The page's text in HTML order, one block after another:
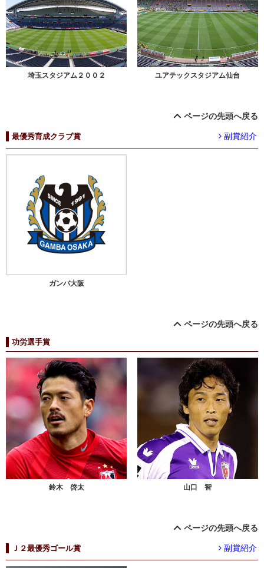
埼玉スタジアム２００２ ユアテックスタジアム仙台
ページの先頭へ戻る
最優秀育成クラブ賞 副賞紹介
ガンバ大阪
ページの先頭へ戻る
功労選手賞
鈴木 啓太 山口 智
ページの先頭へ戻る
Ｊ２最優秀ゴール賞 副賞紹介